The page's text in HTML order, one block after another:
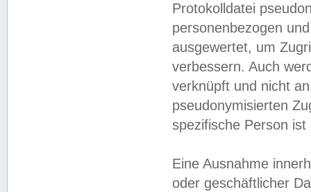
Protokolldatei
personenbezogen
ausgewertet, um
verbessern. Auch
verknüpft und nicht
pseudonymisierten
spezifische Person
Eine Ausnahme
oder geschäftlicher